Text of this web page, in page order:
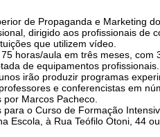
de Propaganda e Marketing
dirigido aos profissionais de
que utilizem vídeo.
horas/aula em três meses,
de equipamentos
irão produzir programas
e conferencistas em
Marcos Pacheco.
para o Curso de Formação
Escola, à Rua Teófilo Otoni, 44